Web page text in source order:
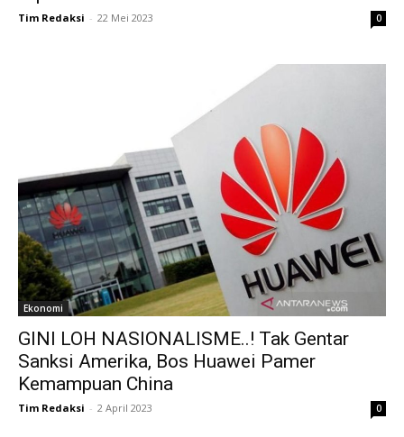
Tim Redaksi - 22 Mei 2023 0
Ekonomi
GINI LOH NASIONALISME..! Tak Gentar
Sanksi Amerika, Bos Huawei Pamer
Kemampuan China
Tim Redaksi - 2 April 2023 0